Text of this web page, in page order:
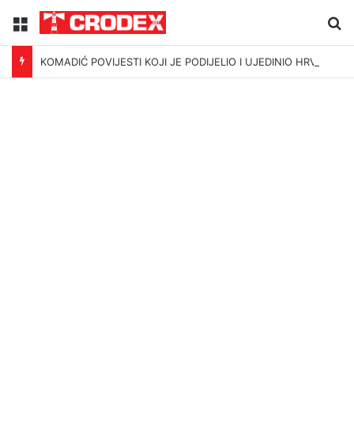
Menu